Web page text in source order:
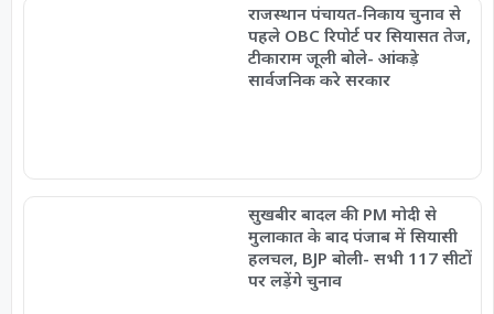
राजस्थान पंचायत-निकाय चुनाव से
पहले OBC रिपोर्ट पर सियासत तेज,
टीकाराम जूली बोले- आंकड़े
सार्वजनिक करे सरकार
सुखबीर बादल की PM मोदी से
मुलाकात के बाद पंजाब में सियासी
हलचल, BJP बोली- सभी 117 सीटों
पर लड़ेंगे चुनाव